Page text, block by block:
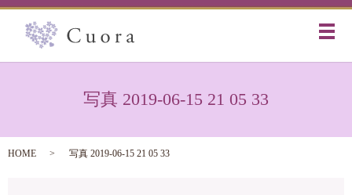
メ
写真 2019-06-15 21 05 33
HOME 写真 2019-06-15 21 05 33